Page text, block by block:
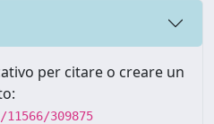
per citare o creare un
309875